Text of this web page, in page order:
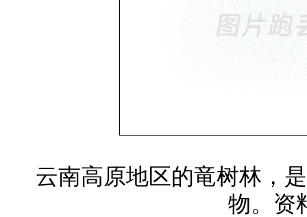
云南高原地区的竜树林，
物。资